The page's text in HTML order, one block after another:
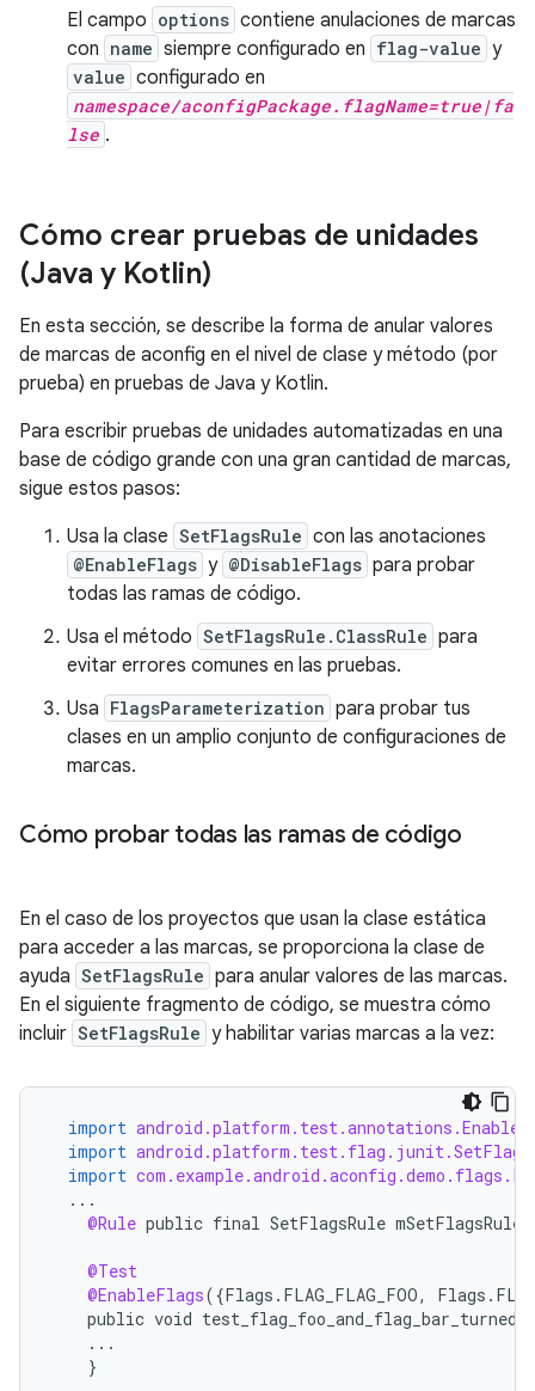
El campo options contiene anulaciones de marcas
con name siempre configurado en flag-value y
value configurado en
namespace/aconfigPackage.flagName=true|fa
lse .
Cómo crear pruebas de unidades
(Java y Kotlin)
En esta sección, se describe la forma de anular valores
de marcas de aconfig en el nivel de clase y método (por
prueba) en pruebas de Java y Kotlin.
Para escribir pruebas de unidades automatizadas en una
base de código grande con una gran cantidad de marcas,
sigue estos pasos:
Usa la clase SetFlagsRule con las anotaciones
@EnableFlags y @DisableFlags para probar
todas las ramas de código.
Usa el método SetFlagsRule.ClassRule para
evitar errores comunes en las pruebas.
Usa FlagsParameterization para probar tus
clases en un amplio conjunto de configuraciones de
marcas.
Cómo probar todas las ramas de código
En el caso de los proyectos que usan la clase estática
para acceder a las marcas, se proporciona la clase de
ayuda SetFlagsRule para anular valores de las marcas.
En el siguiente fragmento de código, se muestra cómo
incluir SetFlagsRule y habilitar varias marcas a la vez:
import
import
import
...
@Rule public final SetFlagsRule mSetFlagsRule
@Test
@EnableFlags({Flags . FLAG_FLAG_FOO, Flags .
public void
...
}